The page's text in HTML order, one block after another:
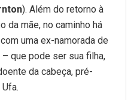
). Além do retorno à
da mãe, no caminho há
uma ex-namorada de
que pode ser sua filha,
da cabeça, pré-